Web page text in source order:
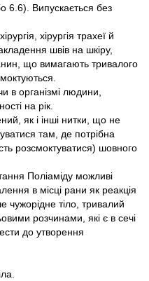
6.6). Випускається без
хірургія трахеї й
швів на шкіру,
що вимагають тривалого
в організмі людини,
на рік.
як і інші нитки, що не
там, де потрібна
розсмоктуватися) шовного
Поліаміду можливі
в місці рани як реакція
чужорідне тіло, тривалий
розчинами, які є в сечі
до утворення